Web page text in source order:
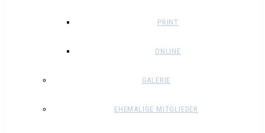
PRINT
ONLINE
GALERIE
EHEMALIGE MITGLIEDER